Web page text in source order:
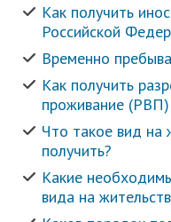
Как получить
Российской
Временно
Как получить
проживание
Что такое вид на
получить?
Какие
вида на